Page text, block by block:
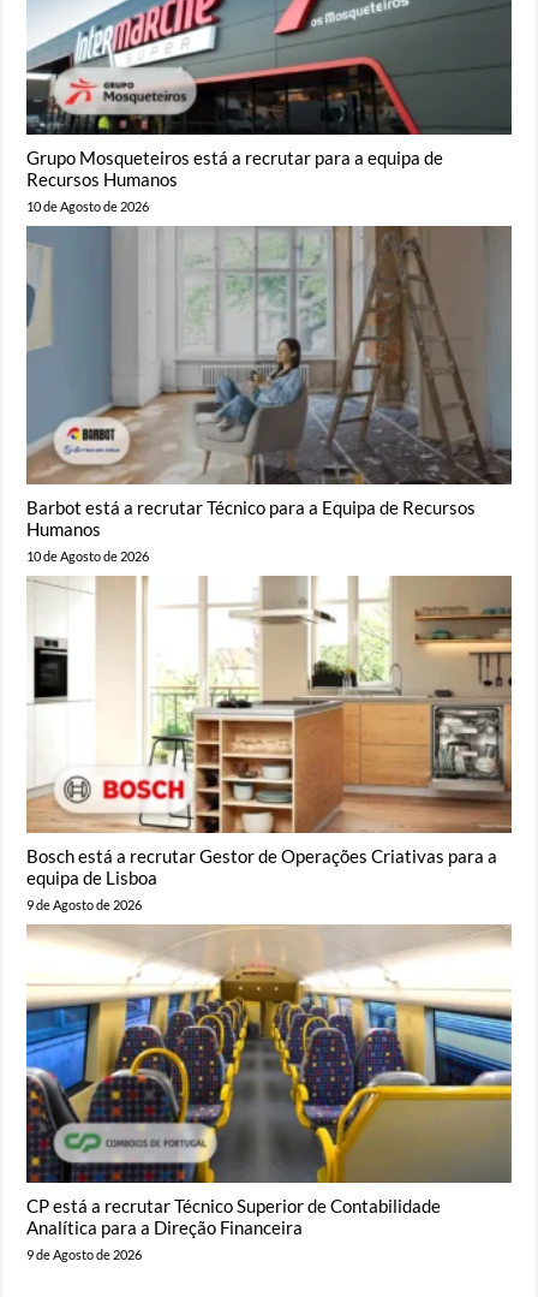
Grupo Mosqueteiros está a recrutar para a equipa de
Recursos Humanos
10 de Agosto de 2026
Barbot está a recrutar Técnico para a Equipa de Recursos
Humanos
10 de Agosto de 2026
Bosch está a recrutar Gestor de Operações Criativas para a
equipa de Lisboa
9 de Agosto de 2026
CP está a recrutar Técnico Superior de Contabilidade
Analítica para a Direção Financeira
9 de Agosto de 2026